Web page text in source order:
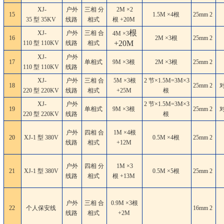
15
XJ-
35 型 35KV
户外
线路
三相 分
相式
2M ×2
根 +20M
1.5M ×4根 25mm 2
16
XJ-
110 型 110KV
户外
线路
三相 合
相式
4M ×3根
+20M
2M ×3根 25mm 2
17
XJ-
110 型 110KV
户外
线路
单相式 9M ×3根 2M ×3根 25mm 2
18
XJ-
220 型 220KV
户外
线路
三相 合
相式
5M ×3根
+25M
2 节×1.5M=3M×3
根
25mm 2
19
XJ-
220 型 220KV
户外
线路
单相式 9M ×3根
2 节×1.5M=3M×3
根
25mm 2
20 XJ-1 型 380V
户外
线路
四相 合
相式
1M ×4根
+12M
0.5M ×4根 25mm 2
21 XJ-1 型 380V
户外
线路
四相 分
相式
1M ×3
根 +13M
0.5M ×5根 25mm 2
22 个人保安线
户外
线路
三相 合
相式
0.9M ×3根
+2M
16mm 2